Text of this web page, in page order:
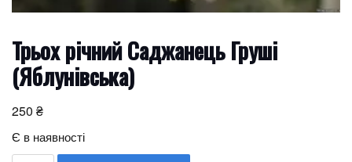
Трьох річний Саджанець Груші
(Яблунівська)
250 ₴
Є в наявності